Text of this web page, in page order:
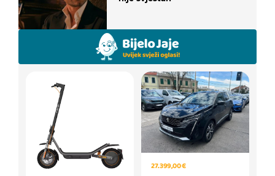
27.399,00 €